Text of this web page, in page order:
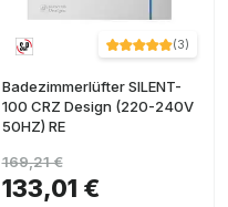
(3)
Badezimmerlüfter SILENT-
100 CRZ Design (220-240V
50HZ) RE
133,01 €
169,21 €